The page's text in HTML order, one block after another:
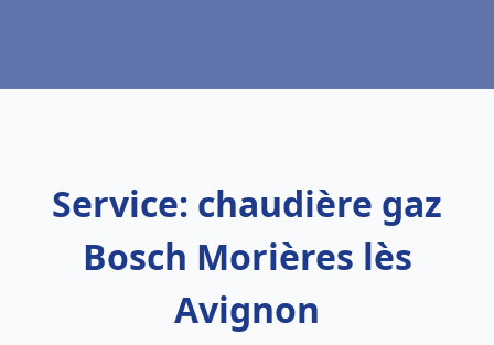
Service: chaudière gaz
Bosch Morières lès
Avignon